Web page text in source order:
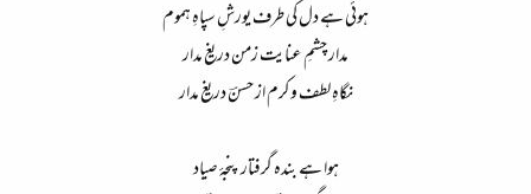
ہوئی ہے دل کی طرف یورشِ سپاہِ ہموم​
مدار چشمِ عنایت زمن دریغ مدار​
نگاہِ لطف و کرم از حسنؔ دریغ مدار​
ہوا ہے بندہ گرفتار پنجۂ صیاد​